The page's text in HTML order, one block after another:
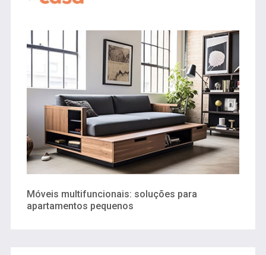
Móveis multifuncionais: soluções para
apartamentos pequenos